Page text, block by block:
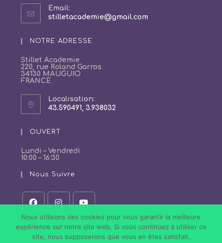
Email:
stilletacademie@gmail.comS’ouvre
NOTRE ADRESSE
Stillet Academie
220, rue Roland Garros
34130 MAUGUIO
FRANCE
Localisation:
43.590491, 3.938032
un
nouvel
OUVERT
Lundi – Vendredi
10:00 – 16:30
Nous Suivre
S’ouvre
dans
un
nouvel
S’ouvre
un
nouvel
S’ouvre
dans
un
nouvel
Nous utilisons des cookies pour vous garantir la meilleure
expérience sur notre site web. Si vous continuez à utiliser ce
site, nous supposerons que vous en êtes satisfait.